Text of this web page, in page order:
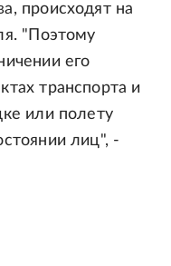
происходят на
"Поэтому
его
транспорта и
или полету
лиц", -